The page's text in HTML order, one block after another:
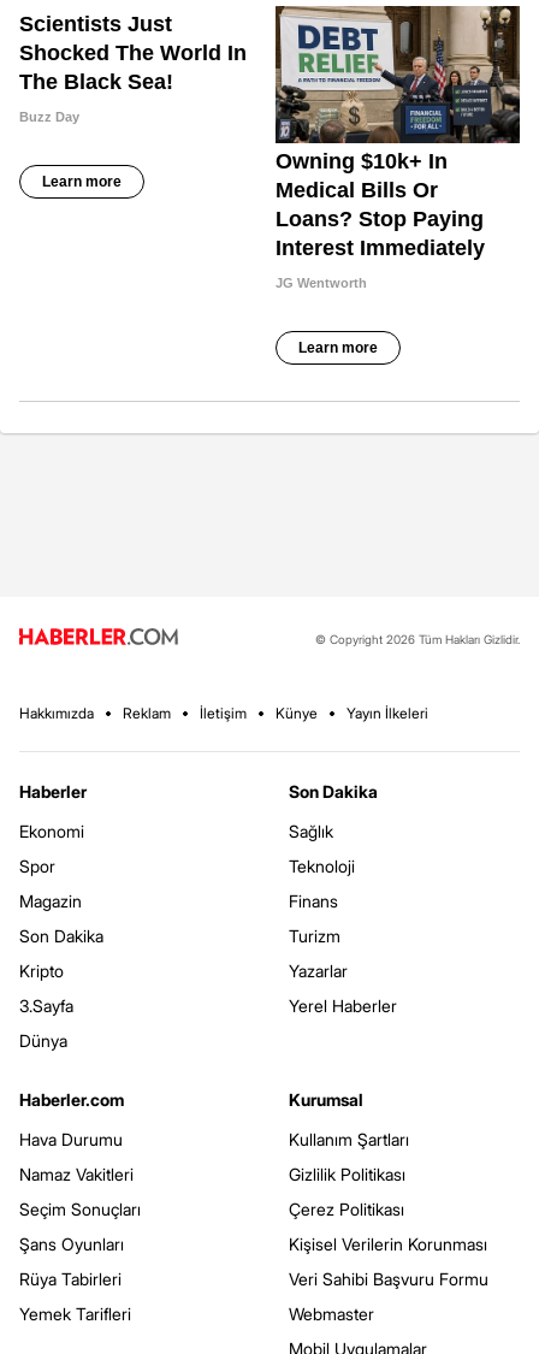
© Copyright 2026 Tüm Hakları Gizlidir.
Hakkımızda Reklam İletişim Künye Yayın İlkeleri
Haberler
Ekonomi
Spor
Magazin
Son Dakika
Kripto
3.Sayfa
Dünya
Son Dakika
Sağlık
Teknoloji
Finans
Turizm
Yazarlar
Yerel Haberler
Haberler.com
Hava Durumu
Namaz Vakitleri
Seçim Sonuçları
Şans Oyunları
Rüya Tabirleri
Yemek Tarifleri
Kurumsal
Kullanım Şartları
Gizlilik Politikası
Çerez Politikası
Kişisel Verilerin Korunması
Veri Sahibi Başvuru Formu
Webmaster
Mobil Uygulamalar